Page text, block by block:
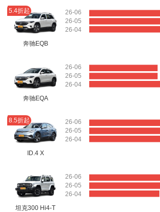
5.4折起
奔驰EQB
26-06
26-05
26-04
奔驰EQA
26-06
26-05
26-04
8.5折起
ID.4 X
26-06
26-05
26-04
坦克300 Hi4-T
26-06
26-05
26-04